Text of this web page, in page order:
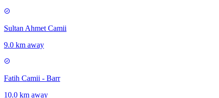
Sultan Ahmet Camii
9.0 km away
Fatih Camii - Barr
10.0 km away